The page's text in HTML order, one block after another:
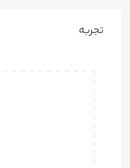
تجربه